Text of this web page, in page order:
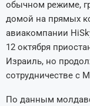
обычном режиме,
домой на прямых
авиакомпании
12 октября
Израиль, но
сотрудничестве с
По данным